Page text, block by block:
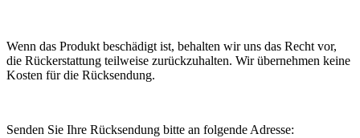
Wenn das Produkt beschädigt ist, behalten wir uns das Recht vor,
die Rückerstattung teilweise zurückzuhalten. Wir übernehmen keine
Kosten für die Rücksendung.
Senden Sie Ihre Rücksendung bitte an folgende Adresse: